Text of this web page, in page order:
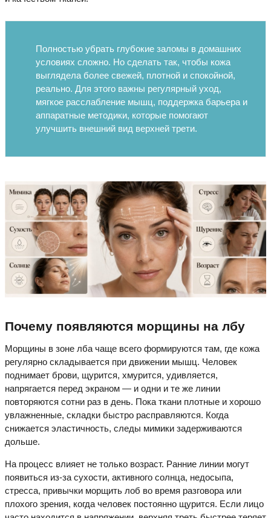
Полностью убрать глубокие заломы в домашних
условиях сложно. Но сделать так, чтобы кожа
выглядела более свежей, плотной и спокойной,
реально. Для этого важны регулярный уход,
мягкое расслабление мышц, поддержка барьера и
аппаратные методики, которые помогают
улучшить внешний вид верхней трети.
Почему появляются морщины на лбу
Морщины в зоне лба чаще всего формируются там, где кожа
регулярно складывается при движении мышц. Человек
поднимает брови, щурится, хмурится, удивляется,
напрягается перед экраном — и одни и те же линии
повторяются сотни раз в день. Пока ткани плотные и хорошо
увлажненные, складки быстро расправляются. Когда
снижается эластичность, следы мимики задерживаются
дольше.
На процесс влияет не только возраст. Ранние линии могут
появиться из-за сухости, активного солнца, недосыпа,
стресса, привычки морщить лоб во время разговора или
плохого зрения, когда человек постоянно щурится. Если лицо